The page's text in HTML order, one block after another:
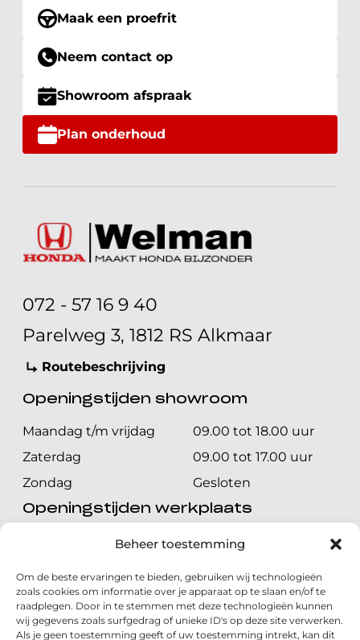
Beheer toestemming
Om de beste ervaringen te bieden, gebruiken wij technologieën
zoals cookies om informatie over je apparaat op te slaan en/of te
raadplegen. Door in te stemmen met deze technologieën kunnen
wij gegevens zoals surfgedrag of unieke ID's op deze site verwerken.
Als je geen toestemming geeft of uw toestemming intrekt, kan dit
Maak een proefrit
Neem contact op
Showroom afspraak
Plan onderhoud
072 - 57 16 9 40
Parelweg 3, 1812 RS Alkmaar
Routebeschrijving
Openingstijden showroom
Maandag t/m vrijdag
09.00 tot 18.00 uur
Zaterdag
09.00 tot 17.00 uur
Zondag
Gesloten
Openingstijden werkplaats
Maandag t/m vrijdag
08.00 tot 17.00 uur
Zondag
Gesloten
Volg ons